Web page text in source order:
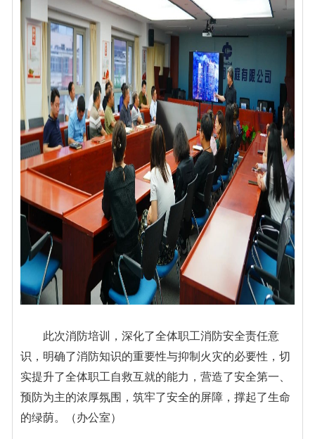
此次消防培训，深化了全体职工消防安全责任意
识，明确了消防知识的重要性与抑制火灾的必要性，切
实提升了全体职工自救互就的能力，营造了安全第一、
预防为主的浓厚氛围，筑牢了安全的屏障，撑起了生命
的绿荫。（办公室）